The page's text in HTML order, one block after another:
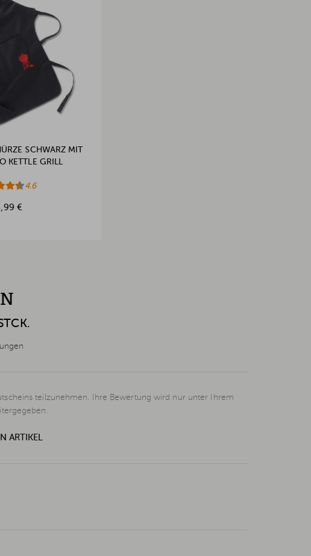
SCHWARZ MIT
KETTLE GRILL
4.6
€
teilzunehmen. Ihre Bewertung wird nur unter Ihrem
ARTIKEL